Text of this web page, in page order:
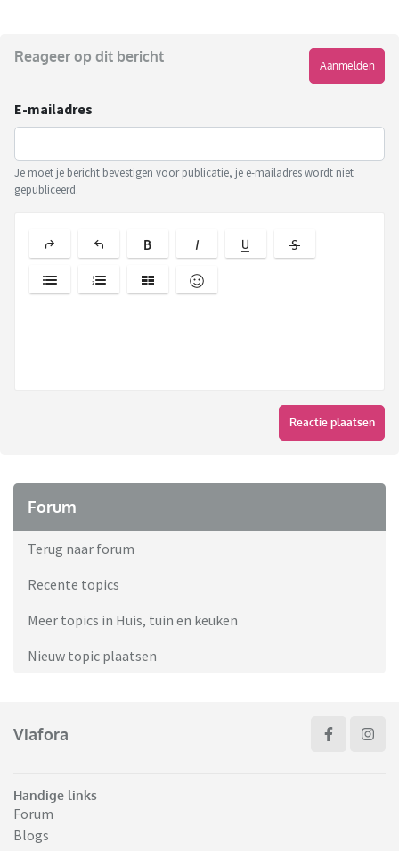
Reageer op dit bericht
Aanmelden
E-mailadres
Je moet je bericht bevestigen voor publicatie, je e-mailadres wordt niet
gepubliceerd.
Reactie plaatsen
Forum
Terug naar forum
Recente topics
Meer topics in Huis, tuin en keuken
Nieuw topic plaatsen
Viafora
Handige links
Forum
Blogs